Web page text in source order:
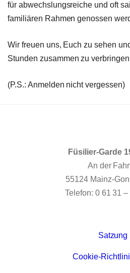
für abwechslungsreiche und oft
familiären Rahmen genossen
Wir freuen uns, Euch zu sehen
Stunden zusammen zu
(P.S.: Anmelden nicht vergessen)
Füsilier-Garde
An der
55124 Mainz-
Telefon: 0 61 31 –
Satzung
Cookie-